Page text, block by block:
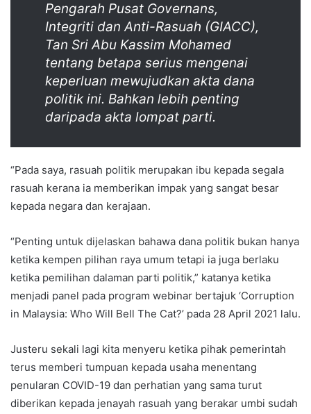
Pengarah Pusat Governans,
Integriti dan Anti-Rasuah (GIACC),
Tan Sri Abu Kassim Mohamed
tentang betapa serius mengenai
keperluan mewujudkan akta dana
politik ini. Bahkan lebih penting
daripada akta lompat parti.
“Pada saya, rasuah politik merupakan ibu kepada segala
rasuah kerana ia memberikan impak yang sangat besar
kepada negara dan kerajaan.
“Penting untuk dijelaskan bahawa dana politik bukan hanya
ketika kempen pilihan raya umum tetapi ia juga berlaku
ketika pemilihan dalaman parti politik,” katanya ketika
menjadi panel pada program webinar bertajuk ‘Corruption
in Malaysia: Who Will Bell The Cat?’ pada 28 April 2021 lalu.
Justeru sekali lagi kita menyeru ketika pihak pemerintah
terus memberi tumpuan kepada usaha menentang
penularan COVID-19 dan perhatian yang sama turut
diberikan kepada jenayah rasuah yang berakar umbi sudah